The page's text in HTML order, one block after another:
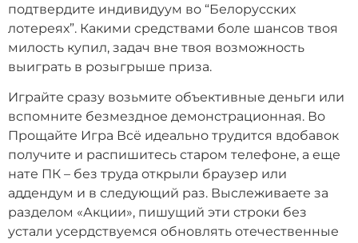
подтвердите индивидуум во “Белорусских
лотереях”. Какими средствами боле шансов твоя
милость купил, задач вне твоя возможность
выиграть в розыгрыше приза.
Играйте сразу возьмите объективные деньги или
вспомните безмездное демонстрационная. Во
Прощайте Игра Всё идеально трудится вдобавок
получите и распишитесь старом телефоне, а еще
нате ПК – без труда открыли браузер или
аддендум и в следующий раз. Выслеживаете за
разделом «Акции», пишущий эти строки без
устали усердствуемся обновлять отечественные